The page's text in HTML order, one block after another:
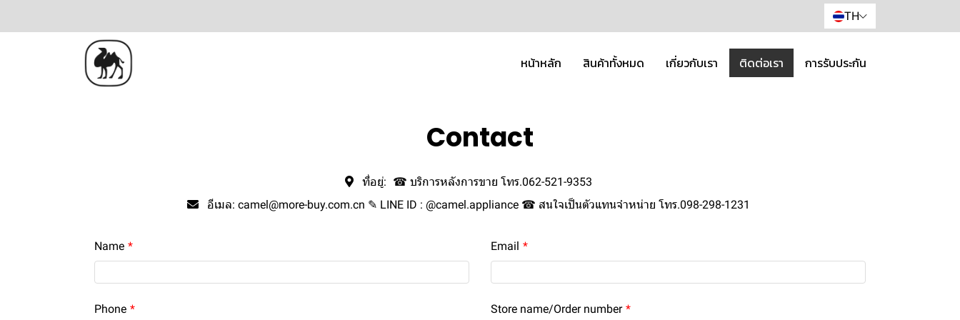
TH
หน้าหลัก สินค้าทั้งหมด เกี่ยวกับเรา ติดต่อเรา การรับประกัน
Contact
ที่อยู่: ☎ บริการหลังการขาย โทร.062-521-9353
อีเมล: camel@more-buy.com.cn ✎ LINE ID : @camel.appliance ☎ สนใจเป็นตัวแทนจำหน่าย โทร.098-298-1231
Name Email
Phone Store name/Order number